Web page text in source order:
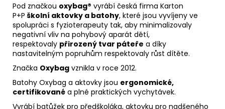
Pod značkou oxybag® vyrábí česká firma Karton
P+P školní aktovky a batohy, které jsou vyvíjeny ve
spolupráci s fyzioterapeuty tak, aby minimalizovaly
negativní vliv na pohybový aparát dětí,
respektovaly přirozený tvar páteře a díky
nastavitelným popruhům respektovaly růst dítěte.
Značka Oxybag vznikla v roce 2012.
Batohy Oxybag a aktovky jsou ergonomické,
certifikované a plné praktických vychytávek.
Vyrábí batůžek pro předškoláka, aktovku pro nadšeného